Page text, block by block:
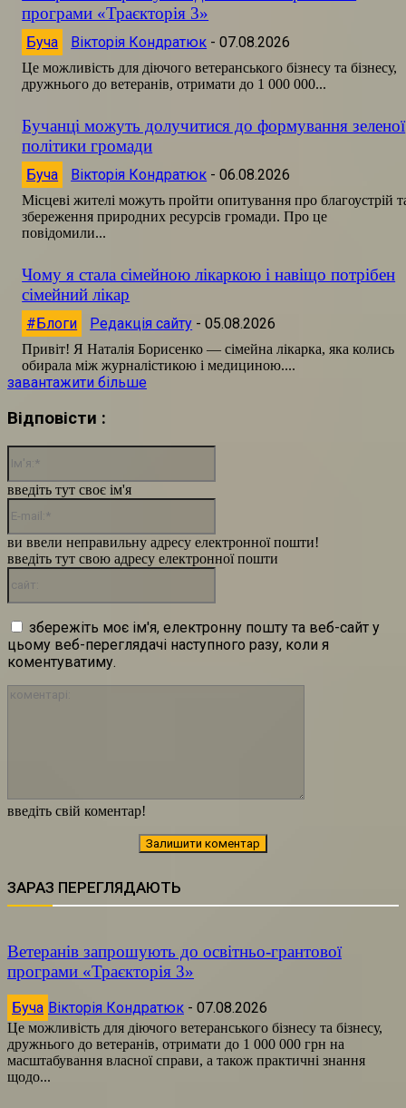
програми «Траєкторія 3»
Буча Вікторія Кондратюк - 07.08.2026
Це можливість для діючого ветеранського бізнесу та бізнесу,
дружнього до ветеранів, отримати до 1 000 000...
Бучанці можуть долучитися до формування зеленої
політики громади
Буча Вікторія Кондратюк - 06.08.2026
Місцеві жителі можуть пройти опитування про благоустрій
збереження природних ресурсів громади. Про це
повідомили...
Чому я стала сімейною лікаркою і навіщо потрібен
сімейний лікар
#Блоги Редакція сайту - 05.08.2026
Привіт! Я Наталія Борисенко — сімейна лікарка, яка колись
обирала між журналістикою і медициною....
завантажити більше
Відповісти :
введіть свій коментар!
введіть тут своє ім'я
ви ввели неправильну адресу електронної пошти!
введіть тут свою адресу електронної пошти
збережіть моє ім'я, електронну пошту та веб-сайт у
цьому веб-переглядачі наступного разу, коли я
коментуватиму.
ЗАРАЗ ПЕРЕГЛЯДАЮТЬ
Ветеранів запрошують до освітньо-грантової
програми «Траєкторія 3»
Буча Вікторія Кондратюк - 07.08.2026
Це можливість для діючого ветеранського бізнесу та бізнесу,
дружнього до ветеранів, отримати до 1 000 000 грн на
масштабування власної справи, а також практичні знання
щодо...